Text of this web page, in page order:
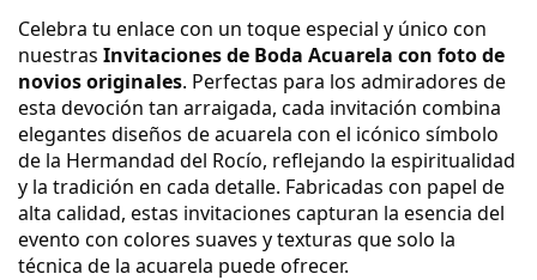
Celebra tu enlace con un toque especial y único con
nuestras Invitaciones de Boda Acuarela con foto de
novios originales. Perfectas para los admiradores de
esta devoción tan arraigada, cada invitación combina
elegantes diseños de acuarela con el icónico símbolo
de la Hermandad del Rocío, reflejando la espiritualidad
y la tradición en cada detalle. Fabricadas con papel de
alta calidad, estas invitaciones capturan la esencia del
evento con colores suaves y texturas que solo la
técnica de la acuarela puede ofrecer.